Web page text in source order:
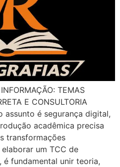
TEMAS
E CONSULTORIA
assunto é segurança digital,
acadêmica precisa
transformações
um TCC de
é fundamental unir teoria,